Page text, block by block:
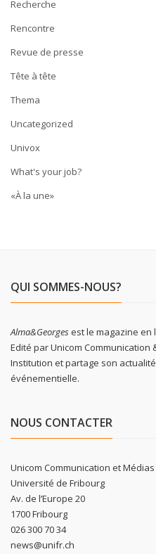
Recherche
Rencontre
Revue de presse
Tête à tête
Thema
Uncategorized
Univox
What's your job?
«À la une»
QUI SOMMES-NOUS?
Alma&Georgesest le magazine en
Edité par Unicom
Institution et partage son
événementielle.
NOUS CONTACTER
Unicom Communication et Médias
Université de Fribourg
Av. de l’Europe 20
1700 Fribourg
026 300 70 34
news@unifr.ch